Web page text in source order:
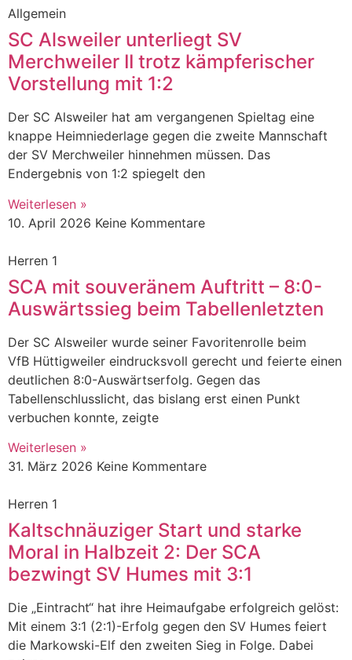
Allgemein
SC Alsweiler unterliegt SV
Merchweiler II trotz kämpferischer
Vorstellung mit 1:2
Der SC Alsweiler hat am vergangenen Spieltag eine
knappe Heimniederlage gegen die zweite Mannschaft
der SV Merchweiler hinnehmen müssen. Das
Endergebnis von 1:2 spiegelt den
Weiterlesen »
10. April 2026 Keine Kommentare
Herren 1
SCA mit souveränem Auftritt – 8:0-
Auswärtssieg beim Tabellenletzten
Der SC Alsweiler wurde seiner Favoritenrolle beim
VfB Hüttigweiler eindrucksvoll gerecht und feierte einen
deutlichen 8:0-Auswärtserfolg. Gegen das
Tabellenschlusslicht, das bislang erst einen Punkt
verbuchen konnte, zeigte
Weiterlesen »
31. März 2026 Keine Kommentare
Herren 1
Kaltschnäuziger Start und starke
Moral in Halbzeit 2: Der SCA
bezwingt SV Humes mit 3:1
Die „Eintracht“ hat ihre Heimaufgabe erfolgreich gelöst:
Mit einem 3:1 (2:1)-Erfolg gegen den SV Humes feiert
die Markowski-Elf den zweiten Sieg in Folge. Dabei